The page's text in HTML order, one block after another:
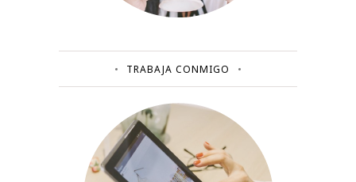
TRABAJA CONMIGO